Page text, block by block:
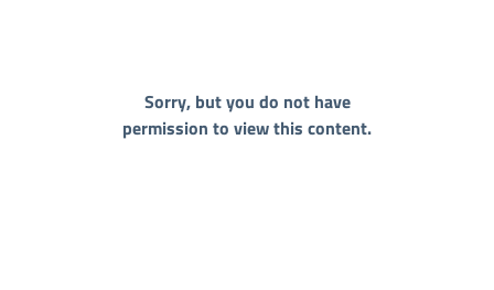
Sorry, but you do not have
permission to view this content.